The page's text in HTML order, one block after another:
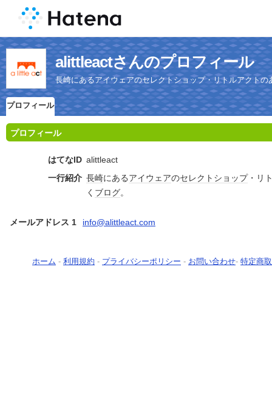
alittleactさんのプロフィール
長崎にあるアイウェアのセレクトショップ・リトルアクト
プロフィール
プロフィール
はてなID alittleact
一行紹介 長崎にあるアイウェアのセレクトショップ・リ
く ブログ。
メールアドレス 1 info@alittleact.com
ホーム - 利用規約 - プライバシーポリシー - お問い合わせ- 特定商